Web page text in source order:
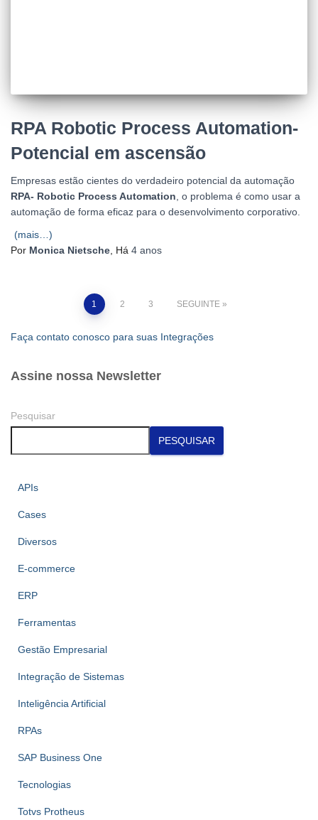
RPA Robotic Process Automation-
Potencial em ascensão
Empresas estão cientes do verdadeiro potencial da automação
RPA- Robotic Process Automation , o problema é como usar a
automação de forma eficaz para o desenvolvimento corporativo.
(mais…)
Por Monica Nietsche , Há 4 anos
Paginação
dos
conteúdos
1 2 3 SEGUINTE
Faça contato conosco para suas Integrações
Assine nossa Newsletter
Pesquisar
PESQUISAR
APIs
Cases
Diversos
E-commerce
ERP
Ferramentas
Gestão Empresarial
Integração de Sistemas
Inteligência Artificial
RPAs
SAP Business One
Tecnologias
Totvs Protheus